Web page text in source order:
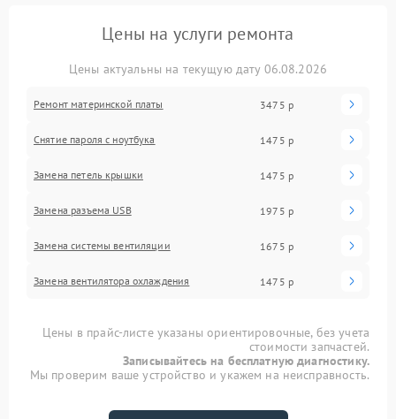
Цены на услуги ремонта
Цены актуальны на текущую дату 06.08.2026
Ремонт материнской платы 3475 р
Снятие пароля с ноутбука 1475 р
Замена петель крышки 1475 р
Замена разъема USB 1975 р
Замена системы вентиляции 1675 р
Замена вентилятора охлаждения 1475 р
Цены в прайс-листе указаны ориентировочные, без учета
стоимости запчастей.
Записывайтесь на бесплатную диагностику.
Мы проверим ваше устройство и укажем на неисправность.